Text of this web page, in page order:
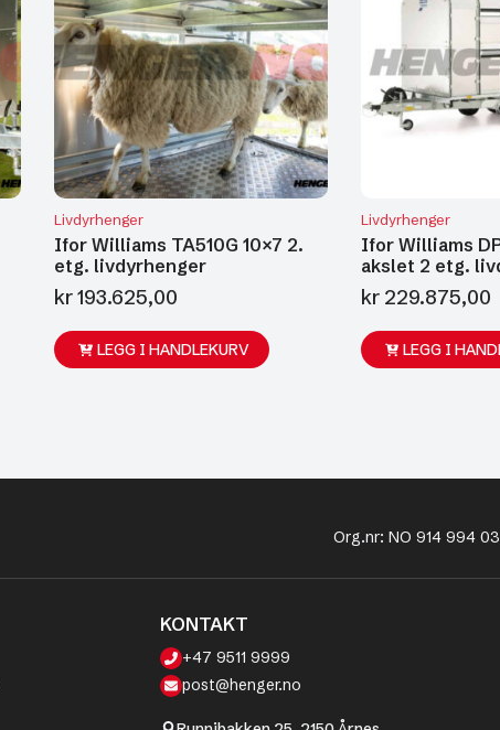
Livdyrhenger
Ifor Williams TA510G 10×7 2.
etg. livdyrhenger
kr193.625,00
LEGG I HANDLEKURV
Livdyrhenger
Ifor Williams
akslet 2 etg.
kr229.875,00
LEGG I
Org.nr: NO 914 994
KONTAKT
+47 9511 9999
post@henger.no